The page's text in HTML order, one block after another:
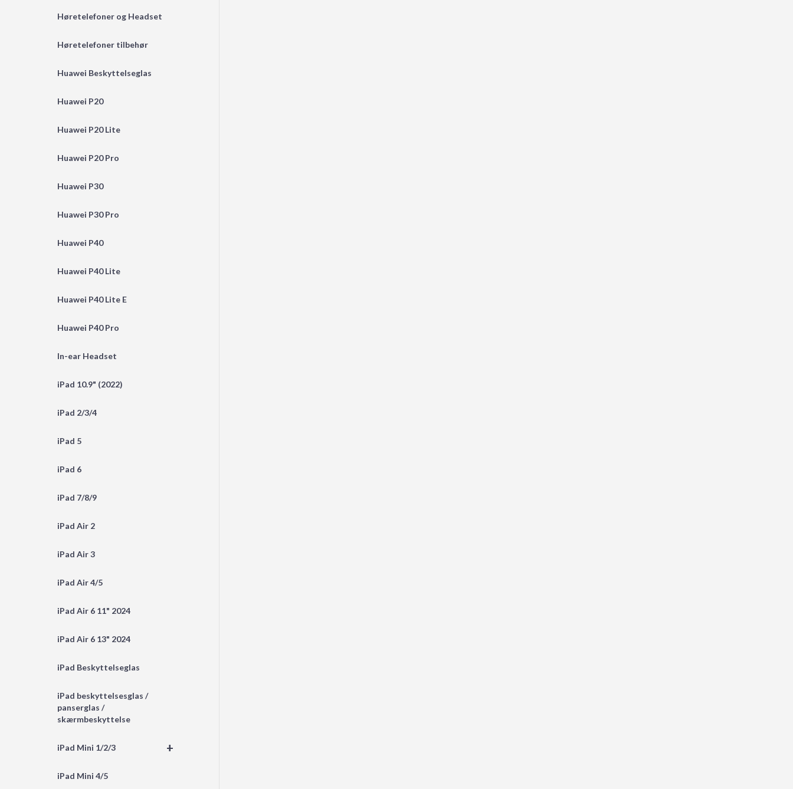
Høretelefoner og Headset
Høretelefoner tilbehør
Huawei Beskyttelseglas
Huawei P20
Huawei P20 Lite
Huawei P20 Pro
Huawei P30
Huawei P30 Pro
Huawei P40
Huawei P40 Lite
Huawei P40 Lite E
Huawei P40 Pro
In-ear Headset
iPad 10.9" (2022)
iPad 2/3/4
iPad 5
iPad 6
iPad 7/8/9
iPad Air 2
iPad Air 3
iPad Air 4/5
iPad Air 6 11" 2024
iPad Air 6 13" 2024
iPad Beskyttelseglas
iPad beskyttelsesglas /
panserglas /
skærmbeskyttelse
+
iPad Mini 1/2/3
iPad Mini 4/5